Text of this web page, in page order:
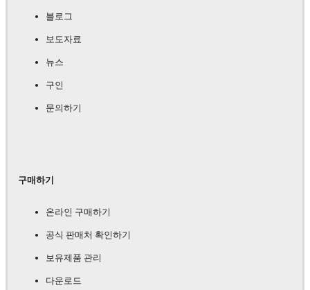
블로그
보도자료
뉴스
구인
문의하기
구매하기
온라인 구매하기
공식 판매처 확인하기
보유제품 관리
다운로드